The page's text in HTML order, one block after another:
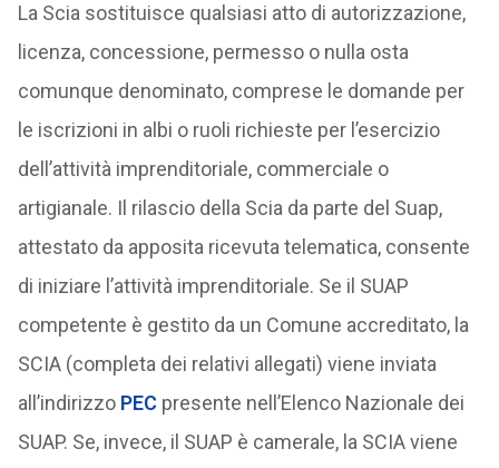
La Scia sostituisce qualsiasi atto di autorizzazione,
licenza, concessione, permesso o nulla osta
comunque denominato, comprese le domande per
le iscrizioni in albi o ruoli richieste per l’esercizio
dell’attività imprenditoriale, commerciale o
artigianale. Il rilascio della Scia da parte del Suap,
attestato da apposita ricevuta telematica, consente
di iniziare l’attività imprenditoriale. Se il SUAP
competente è gestito da un Comune accreditato, la
SCIA (completa dei relativi allegati) viene inviata
all’indirizzo PEC presente nell’Elenco Nazionale dei
SUAP. Se, invece, il SUAP è camerale, la SCIA viene